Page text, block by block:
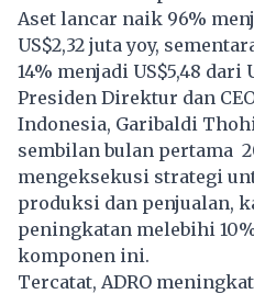
Aset lancar naik 96%
US$2,32 juta yoy,
14% menjadi US$5,48 dari
Presiden Direktur dan
Indonesia, Garibaldi
sembilan bulan pertama
mengeksekusi strategi
produksi dan penjualan,
peningkatan melebihi
komponen ini.
Tercatat, ADRO